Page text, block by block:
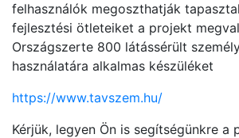
felhasználók megoszthatják
fejlesztési ötleteiket a projekt
Országszerte 800 látássérült
használatára alkalmas készüléket
https://www.tavszem.hu/
Kérjük, legyen Ön is segítségünkre a